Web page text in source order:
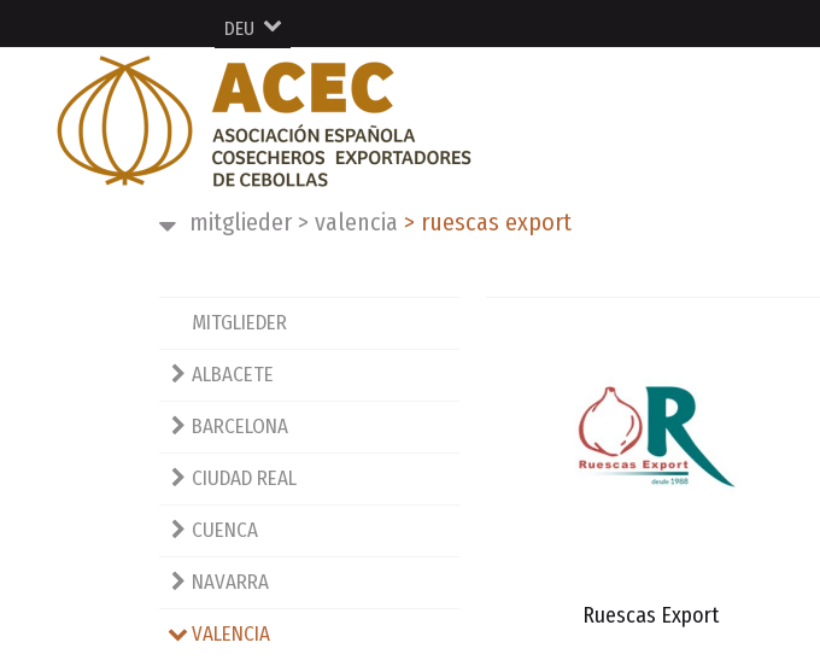
DEU
ESP
ENG
mitglieder > valencia > ruescas export
MITGLIEDER
ALBACETE
BARCELONA
CIUDAD REAL
CUENCA
NAVARRA
VALENCIA
Ruescas Export